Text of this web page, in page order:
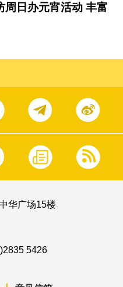
周日办元宵活动 丰富
华广场15楼
5426